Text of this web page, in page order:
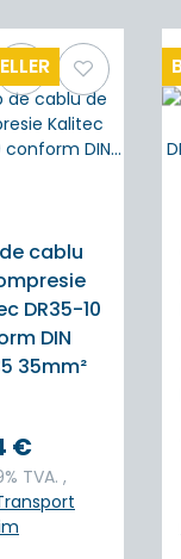
cablu
DR35-10
DIN
35mm²
€
TVA. ,